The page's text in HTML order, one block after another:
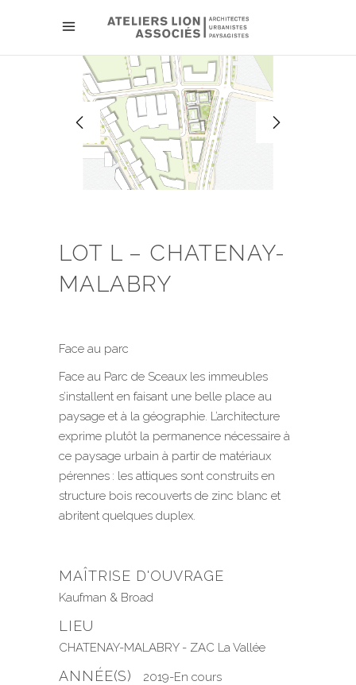
LOT L – CHATENAY-
MALABRY
Face au parc
Face au Parc de Sceaux les immeubles
s’installent en faisant une belle place au
paysage et à la géographie. L’architecture
exprime plutôt la permanence nécessaire à
ce paysage urbain à partir de matériaux
pérennes : les attiques sont construits en
structure bois recouverts de zinc blanc et
abritent quelques duplex.
MAÎTRISE D'OUVRAGE
Kaufman & Broad
LIEU
CHATENAY-MALABRY - ZAC La Vallée
ANNÉE(S) 2019-En cours